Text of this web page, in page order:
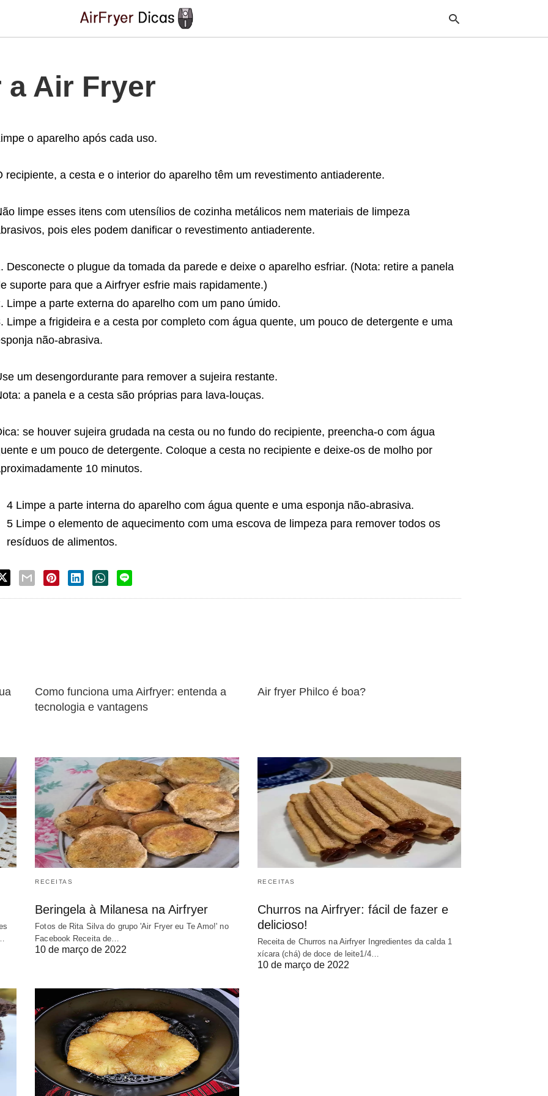
a Air Fryer
o aparelho após cada uso.
recipiente, a cesta e o interior do aparelho têm um revestimento antiaderente.
limpe esses itens com utensílios de cozinha metálicos nem materiais de limpeza
pois eles podem danificar o revestimento antiaderente.
Desconecte o plugue da tomada da parede e deixe o aparelho esfriar. (Nota: retire a panela
suporte para que a Airfryer esfrie mais rapidamente.)
Limpe a parte externa do aparelho com um pano úmido.
Limpe a frigideira e a cesta por completo com água quente, um pouco de detergente e uma
não-abrasiva.
um desengordurante para remover a sujeira restante.
a panela e a cesta são próprias para lava-louças.
se houver sujeira grudada na cesta ou no fundo do recipiente, preencha-o com água
e um pouco de detergente. Coloque a cesta no recipiente e deixe-os de molho por
10 minutos.
4 Limpe a parte interna do aparelho com água quente e uma esponja não-abrasiva.
5 Limpe o elemento de aquecimento com uma escova de limpeza para remover todos os
resíduos de alimentos.
Como funciona uma Airfryer: entenda a
tecnologia e vantagens
Air fryer Philco é boa?
RECEITAS
Beringela à Milanesa na Airfryer
Fotos de Rita Silva do grupo 'Air Fryer eu Te Amo!' no
Facebook Receita de…
10 de março de 2022
RECEITAS
Churros na Airfryer: fácil de fazer e
delicioso!
Receita de Churros na Airfryer Ingredientes da calda 1
xícara (chá) de doce de leite1/4…
10 de março de 2022